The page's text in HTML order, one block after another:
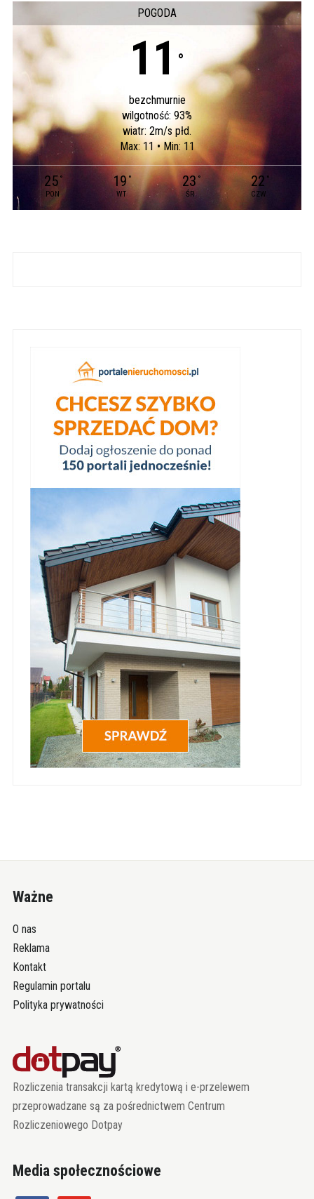
POGODA
11 °
bezchmurnie
wilgotność: 93%
wiatr: 2m/s płd.
Max: 11 • Min: 11
25 °
PON
19°
WT
23 °
ŚR
22 °
CZW
Ważne
O nas
Reklama
Kontakt
Regulamin portalu
Polityka prywatności
Rozliczenia transakcji kartą kredytową i e-przelewem
przeprowadzane są za pośrednictwem Centrum
Rozliczeniowego Dotpay
Media społecznościowe